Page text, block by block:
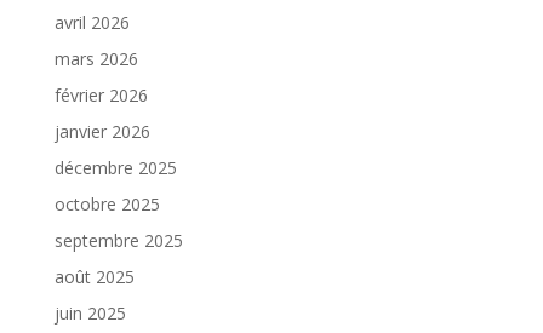
avril 2026
mars 2026
février 2026
janvier 2026
décembre 2025
octobre 2025
septembre 2025
août 2025
juin 2025